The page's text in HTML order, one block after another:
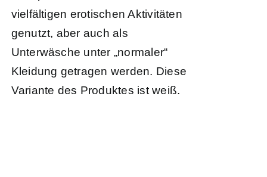
vielfältigen erotischen Aktivitäten
genutzt, aber auch als
Unterwäsche unter „normaler“
Kleidung getragen werden. Diese
Variante des Produktes ist weiß.